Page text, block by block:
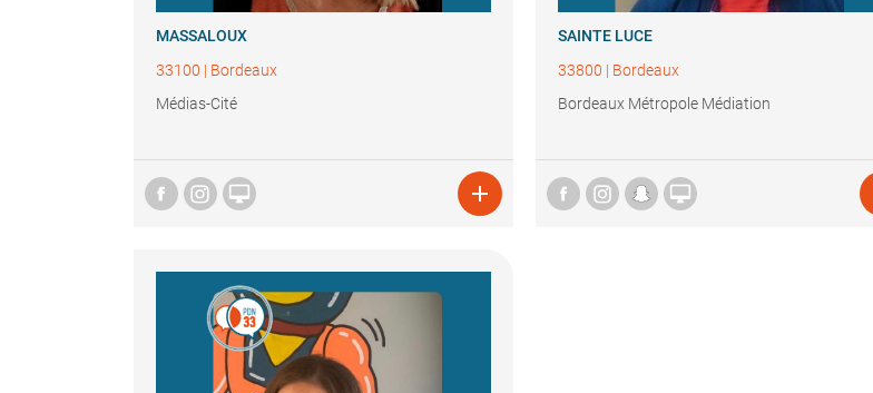
MASSALOUX
33100 | Bordeaux
Médias-Cité
 
SAINTE LUCE
33800 | Bordeaux
Bordeaux Métropole Médiation
